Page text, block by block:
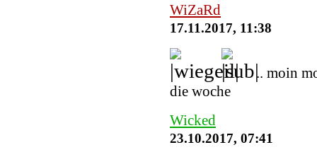
WiZaRd
17.11.2017, 11:38
.. moin
die woche
Wicked
23.10.2017, 07:41